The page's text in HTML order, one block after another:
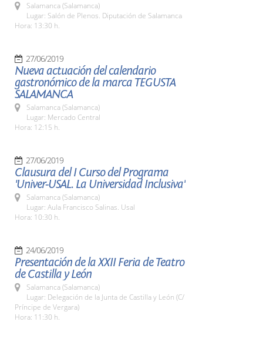
Salamanca (Salamanca)
Lugar: Salón de Plenos. Diputación de Salamanca
Hora: 13:30 h.
27/06/2019
Nueva actuación del calendario
gastronómico de la marca TEGUSTA
SALAMANCA
Salamanca (Salamanca)
Lugar: Mercado Central
Hora: 12:15 h.
27/06/2019
Clausura del I Curso del Programa
'Univer-USAL. La Universidad Inclusiva'
Salamanca (Salamanca)
Lugar: Aula Francisco Salinas. Usal
Hora: 10:30 h.
24/06/2019
Presentación de la XXII Feria de Teatro
de Castilla y León
Salamanca (Salamanca)
Lugar: Delegación de la Junta de Castilla y León (C/
Príncipe de Vergara)
Hora: 11:30 h.